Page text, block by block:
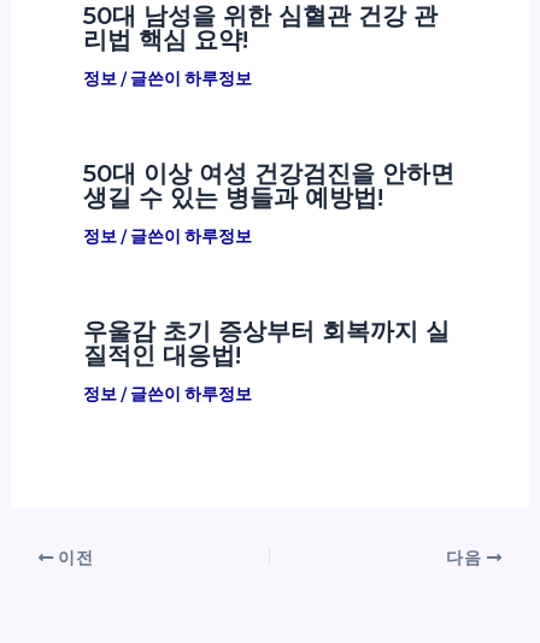
50대 남성을 위한 심혈관 건강 관
리법 핵심 요약!
정보/ 글쓴이 하루정보
50대 이상 여성 건강검진을 안하면
생길 수 있는 병들과 예방법!
정보/ 글쓴이 하루정보
우울감 초기 증상부터 회복까지 실
질적인 대응법!
정보/ 글쓴이 하루정보
이전 다음